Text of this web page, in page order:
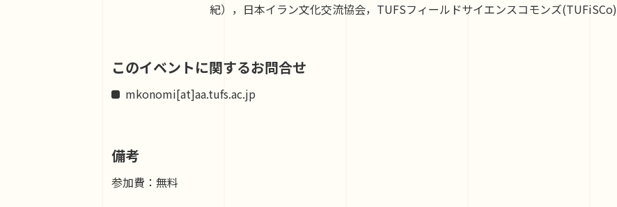
紀），日本イラン文化交流協会，TUFSフィールドサイエンスコモンズ(TUFiSCo)
このイベントに関するお問合せ
mkonomi[at]aa.tufs.ac.jp
備考
参加費：無料